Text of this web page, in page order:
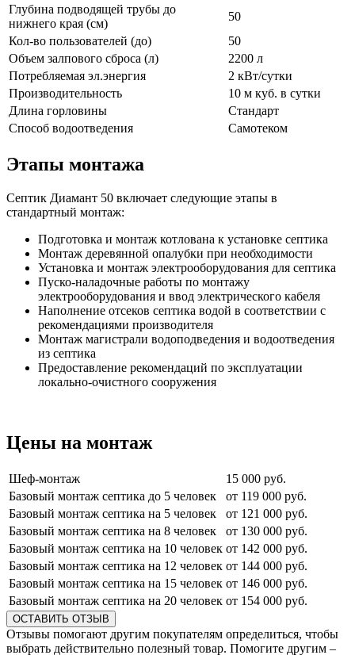
Глубина подводящей трубы до
нижнего края (см)
50
Кол-во пользователей (до)
50
Объем залпового сброса (л)
2200 л
Потребляемая эл.энергия
2 кВт/сутки
Производительность
10 м куб. в сутки
Длина горловины
Стандарт
Способ водоотведения
Самотеком
Этапы монтажа
Септик Диамант 50 включает следующие этапы в
стандартный монтаж:
Подготовка и монтаж котлована к установке септика
Монтаж деревянной опалубки при необходимости
Установка и монтаж электрооборудования для септика
Пуско-наладочные работы по монтажу
электрооборудования и ввод электрического кабеля
Наполнение отсеков септика водой в соответствии с
рекомендациями производителя
Монтаж магистрали водоподведения и водоотведения
из септика
Предоставление рекомендаций по эксплуатации
локально-очистного сооружения
Цены на монтаж
Шеф-монтаж
15 000 руб.
Базовый монтаж септика до 5 человек
от 119 000 руб.
Базовый монтаж септика на 5 человек
от 121 000 руб.
Базовый монтаж септика на 8 человек
от 130 000 руб.
Базовый монтаж септика на 10 человек от 142 000 руб.
Базовый монтаж септика на 12 человек от 144 000 руб.
Базовый монтаж септика на 15 человек от 146 000 руб.
Базовый монтаж септика на 20 человек от 154 000 руб.
ОСТАВИТЬ ОТЗЫВ
Отзывы помогают другим покупателям определиться, чтобы
выбрать действительно полезный товар. Помогите другим –